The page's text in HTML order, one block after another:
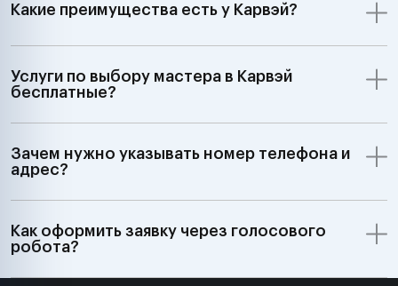
Какие преимущества есть у Карвэй?
Услуги по выбору мастера в Карвэй
бесплатные?
Зачем нужно указывать номер телефона и
адрес?
Как оформить заявку через голосового
робота?